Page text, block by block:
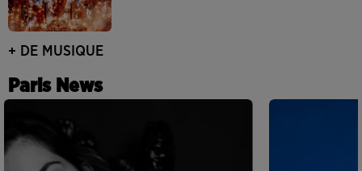
+ DE MUSIQUE
Paris News